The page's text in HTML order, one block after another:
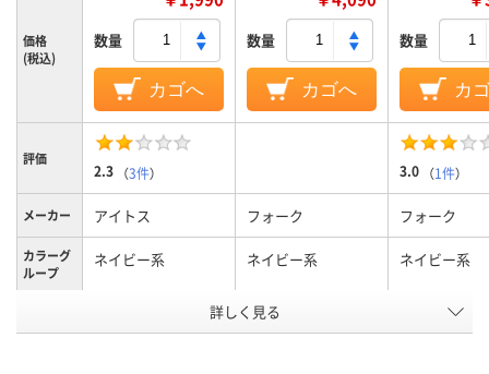
価格
(税込)
数量
カゴへ
数量
カゴへ
数量
カ
評価
2.3 （3件） 3.0 （1件）
メーカー アイトス フォーク フォーク
カラーグ
ループ
ネイビー系 ネイビー系 ネイビー系
M
詳しく見る